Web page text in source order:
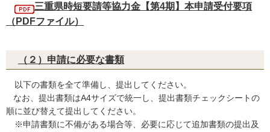
三重県時短要請等協力金【第4期】本申請受付要項
（PDFファイル）
（２）申請に必要な書類
以下の書類を全て準備し、提出してください。
なお、提出書類はA4サイズで統一し、提出書類チェックシートの
順に並び替えて提出してください。
※申請書類に不備がある場合等、必要に応じて追加書類の提出及